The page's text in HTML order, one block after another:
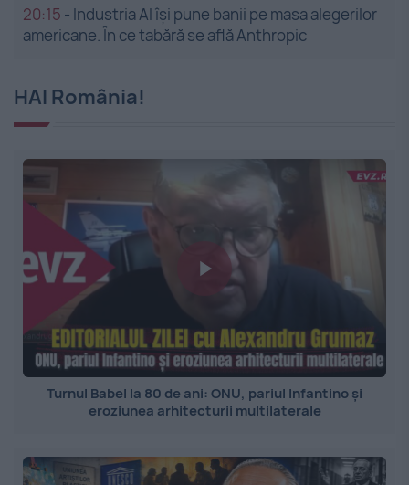
20:15 - Industria AI își pune banii pe masa alegerilor
americane. În ce tabără se află Anthropic
HAI România!
Turnul Babel la 80 de ani: ONU, pariul Infantino și
eroziunea arhitecturii multilaterale